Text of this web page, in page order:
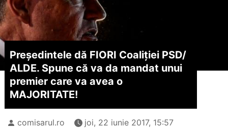
Președintele dă FIORI Coaliției PSD/
ALDE. Spune că va da mandat unui
premier care va avea o
MAJORITATE!
comisarul.ro joi, 22 iunie 2017, 15:57